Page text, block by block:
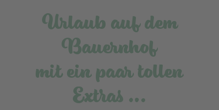
Urlaub auf dem
Bauernhof
mit ein paar tollen
Extras …